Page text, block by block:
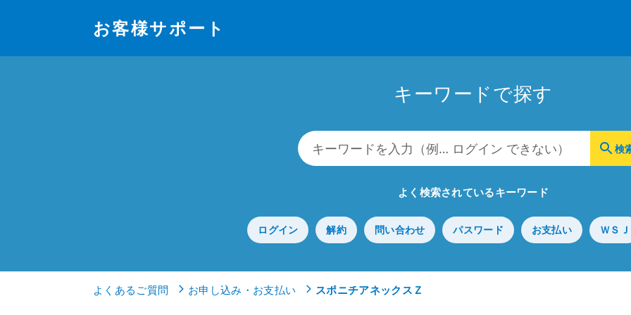
お客様サポート
キーワードで探す
よく検索されているキーワード
ログイン 解約 問い合わせ パスワード お支払い ＷＳＪ
よくあるご質問 お申し込み・お支払い スポニチアネックスＺ